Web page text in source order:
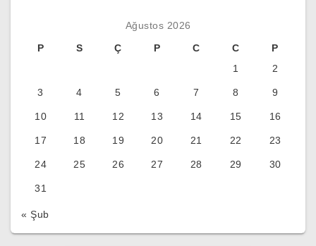
Ağustos 2026
P
S Ç P C C
P
1
2
3 4 5 6 7 8 9
10 11 12 13 14 15 16
17 18 19 20 21 22 23
24 25 26 27 28 29 30
31
« Şub